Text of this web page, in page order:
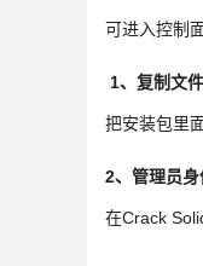
可进入控制
1、复制文件
把安装包里
2、管理员
在Crack